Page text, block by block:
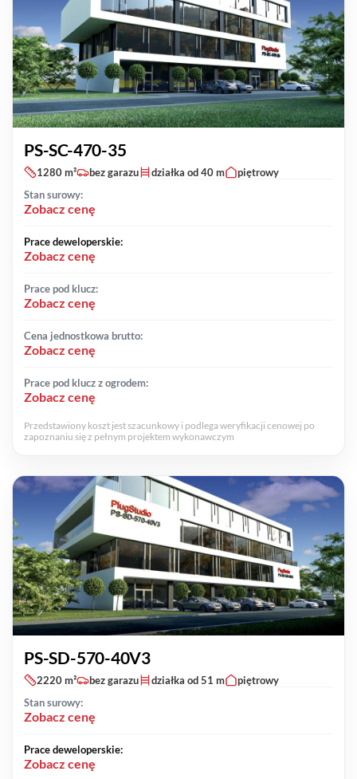
PS-SC-470-35
1280 m² bez garazu działka od 40 m
piętrowy
Stan surowy:
Zobacz cenę
Prace deweloperskie:
Zobacz cenę
Prace pod klucz:
Zobacz cenę
Cena jednostkowa brutto:
Zobacz cenę
Prace pod klucz z ogrodem:
Zobacz cenę
Przedstawiony koszt jest szacunkowy i podlega weryfikacji cenowej po
zapoznaniu się z pełnym projektem wykonawczym
PS-SD-570-40V3
2220 m² bez garazu działka od 51 m
piętrowy
Stan surowy:
Zobacz cenę
Prace deweloperskie:
Zobacz cenę